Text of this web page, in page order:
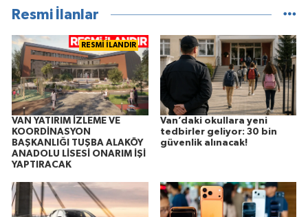
Resmi İlanlar
RESMİ İLANDIR
VAN YATIRIM İZLEME VE
KOORDİNASYON
BAŞKANLIĞI TUŞBA ALAKÖY
ANADOLU LİSESİ ONARIM İŞİ
YAPTIRACAK
Van’daki okullara yeni
tedbirler geliyor: 30 bin
güvenlik alınacak!